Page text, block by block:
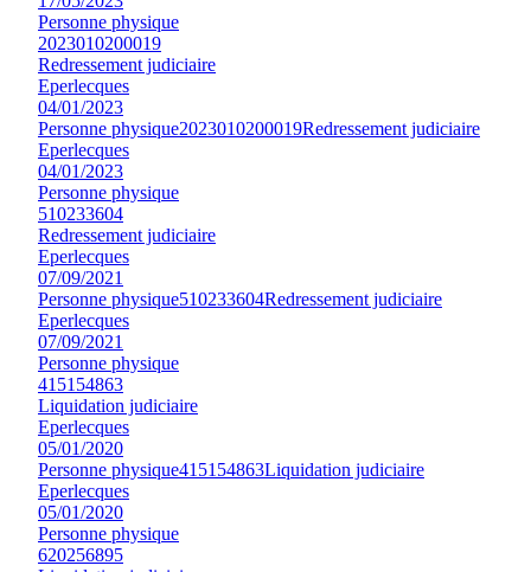
Personne physique
2023010200019
Redressement judiciaire
Eperlecques
04/01/2023
Personne physique2023010200019Redressement judiciaire
Eperlecques
04/01/2023
Personne physique
510233604
Redressement judiciaire
Eperlecques
07/09/2021
Personne physique510233604Redressement judiciaire
Eperlecques
07/09/2021
Personne physique
415154863
Liquidation judiciaire
Eperlecques
05/01/2020
Personne physique415154863Liquidation judiciaire
Eperlecques
05/01/2020
Personne physique
620256895